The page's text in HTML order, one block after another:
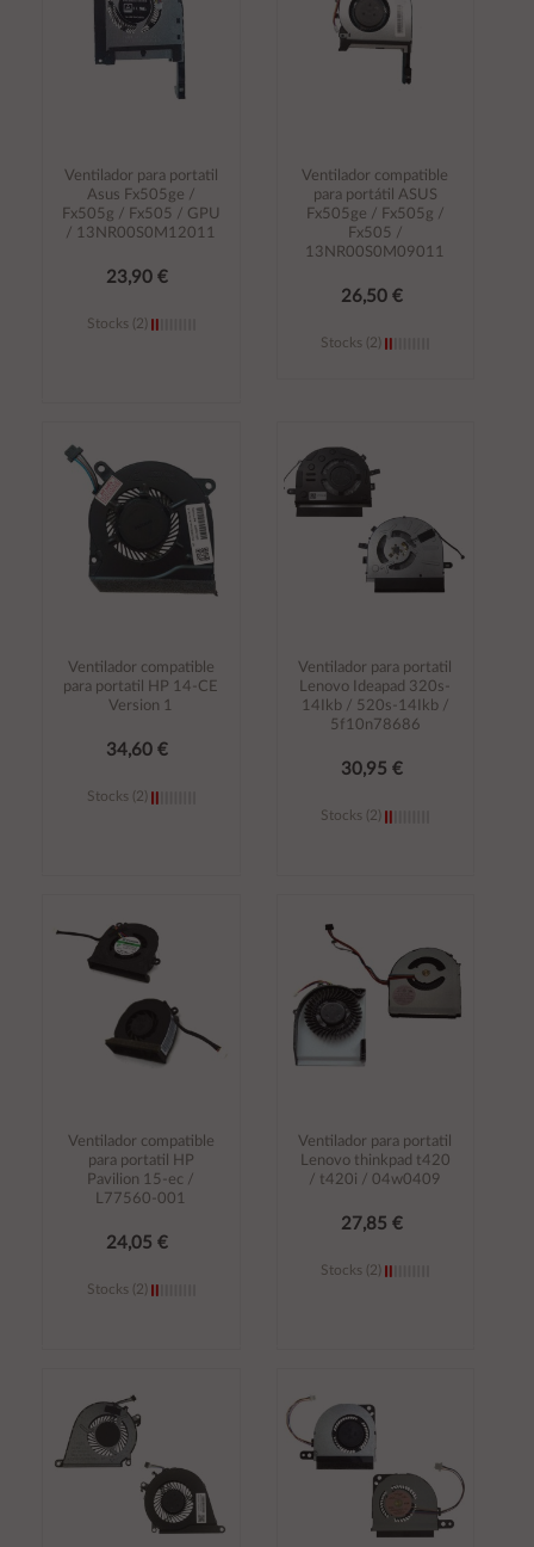
Ventilador para portatil
Asus Fx505ge /
Fx505g / Fx505 / GPU
/ 13NR00S0M12011
23,90 €
Stocks (2)
carrito
Ventilador compatible
para portátil ASUS
Fx505ge / Fx505g /
Fx505 /
13NR00S0M09011
26,50 €
Stocks (2)
carrito
Ventilador compatible
para portatil HP 14-CE
Version 1
34,60 €
Stocks (2)
carrito
Ventilador para portatil
Lenovo Ideapad 320s-
14Ikb / 520s-14Ikb /
5f10n78686
30,95 €
Stocks (2)
Ventilador compatible
para portatil HP
Pavilion 15-ec /
L77560-001
24,05 €
Stocks (2)
carrito
Ventilador para portatil
Lenovo thinkpad t420
/ t420i / 04w0409
27,85 €
Stocks (2)
carrito